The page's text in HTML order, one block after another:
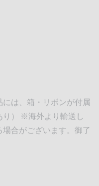
は、箱・リボンが付属
） ※海外より輸送し
合がございます。御了